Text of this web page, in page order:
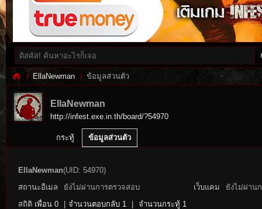
EllaNewman ข้อมูลส่วนตัว
EllaNewman
http://infest.exe.in.th/board/?54970
กระทู้ ข้อมูลส่วนตัว
EllaNewman(UID: 54970)
สถานะอีเมล
ยังไม่ผ่านการตรวจสอบ เว็บแคม
ยังไม่ผ่าน
สถิติ เพื่อน 0 จำนวนตอบกลับ 1 จำนวนกระทู้ 1